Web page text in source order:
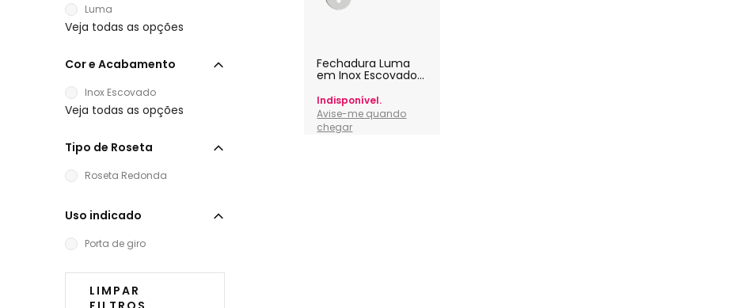
Luma
Veja todas as opções
Cor e Acabamento
Inox Escovado
Veja todas as opções
Tipo de Roseta
Roseta Redonda
Uso indicado
Porta de giro
LIMPAR
Fechadura Luma
em Inox Escovado
Indisponível.
Avise-me quando
chegar